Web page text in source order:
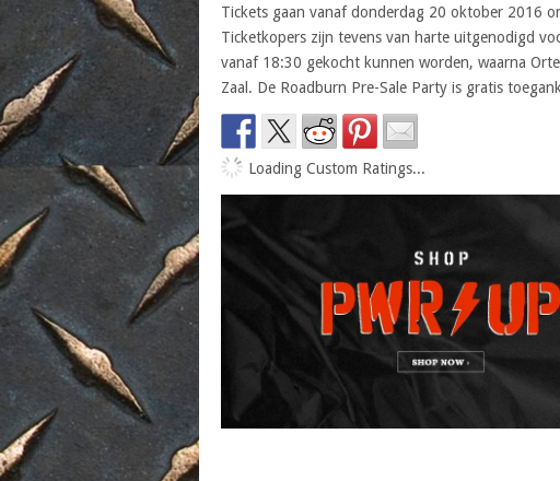
Tickets gaan vanaf donderdag 20 oktober 2016
Ticketkopers zijn tevens van harte uitgenodigd
vanaf 18:30 gekocht kunnen worden, waarna
Zaal. De Roadburn Pre-Sale Party is gratis
Loading Custom Ratings...